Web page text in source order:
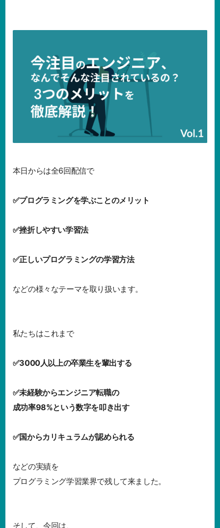
本日からは全6回配信で
✅プログラミングを学ぶことのメリット
✅挫折しやすい学習法
✅正しいプログラミングの学習方法
などの様々なテーマを取り扱います。
私たちはこれまで
✅3000人以上の卒業生を輩出する
✅未経験からエンジニア転職の
成功率98%という数字を叩き出す
✅国からカリキュラムが認められる
などの実績を
プログラミング学習業界で残して来ました。
そして、今回は、